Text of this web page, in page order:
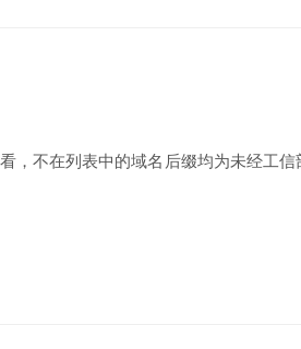
，不在列表中的域名后缀均为未经工信